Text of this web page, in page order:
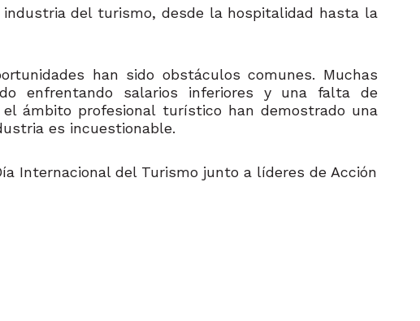
del turismo, desde la hospitalidad hasta la
han sido obstáculos comunes. Muchas
enfrentando salarios inferiores y una falta de
ámbito profesional turístico han demostrado una
es incuestionable.
Internacional del Turismo junto a líderes de Acción